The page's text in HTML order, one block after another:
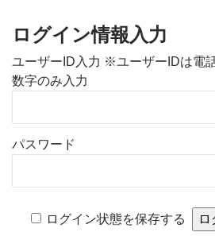
ログイン情報入力
ユーザーID入力 ※ユーザーIDは電
数字のみ入力
パスワード
ログイン状態を保存する